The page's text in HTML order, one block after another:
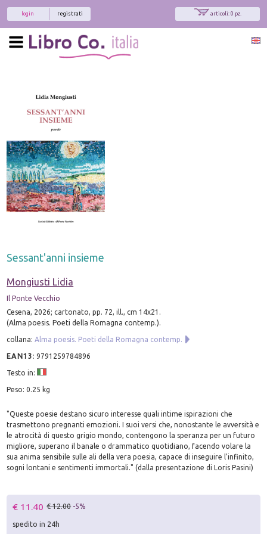
articoli: 0 pz.
registrati
login
Sessant'anni insieme
Mongiusti Lidia
Il Ponte Vecchio
Cesena, 2026; cartonato, pp. 72, ill., cm 14x21.
(Alma poesis. Poeti della Romagna contemp.).
collana:Alma poesis. Poeti della Romagna contemp.
EAN13 :9791259784896
Testo in:
Peso: 0.25 kg
"Queste poesie destano sicuro interesse quali intime ispirazioni che
trasmettono pregnanti emozioni. I suoi versi che, nonostante le avversità e
le atrocità di questo grigio mondo, contengono la speranza per un futuro
migliore, superano il banale o drammatico quotidiano, facendo volare la
sua anima sensibile sulle ali della vera poesia, capace di inseguire l'infinito,
sogni lontani e sentimenti immortali." (dalla presentazione di Loris Pasini)
€ 11.40 € 12.00 -5%
spedito in 24h